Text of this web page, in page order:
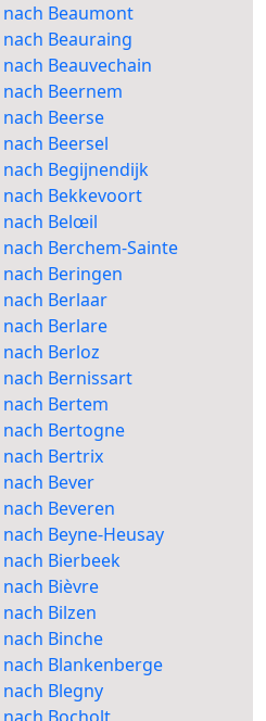
Beaumont
Beauraing
Beauvechain
Beernem
Beerse
Beersel
Begijnendijk
Bekkevoort
Belœil
Berchem-Sainte
Beringen
Berlaar
Berlare
Berloz
Bernissart
Bertem
Bertogne
Bertrix
Bever
Beveren
Beyne-Heusay
Bierbeek
Bièvre
Bilzen
Binche
Blankenberge
Blegny